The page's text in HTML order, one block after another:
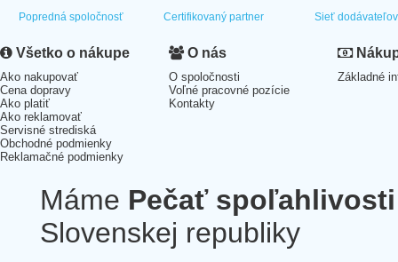
Popredná spoločnosť Certifikovaný partner Sieť dodávateľov
Všetko o nákupe
Ako nakupovať
Cena dopravy
Ako platiť
Ako reklamovať
Servisné strediská
Obchodné podmienky
Reklamačné podmienky
O nás
O spoločnosti
Voľné pracovné pozície
Kontakty
Základné
Máme Pečať spoľahlivosti
Slovenskej republiky